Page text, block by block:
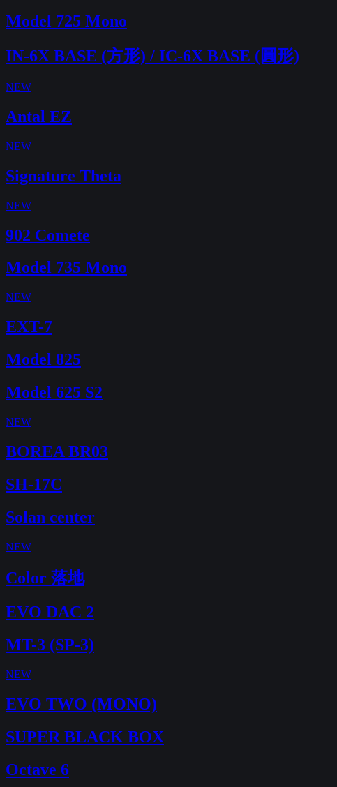
Model 725 Mono
IN-6X BASE (方形) / IC-6X BASE (圓形)
NEW
Antal EZ
NEW
Signature Theta
NEW
902 Comete
Model 735 Mono
NEW
EXT-7
Model 825
Model 625 S2
NEW
BOREA BR03
SH-17C
Solan center
NEW
Color 落地
EVO DAC 2
MT-3 (SP-3)
NEW
EVO TWO (MONO)
SUPER BLACK BOX
Octave 6